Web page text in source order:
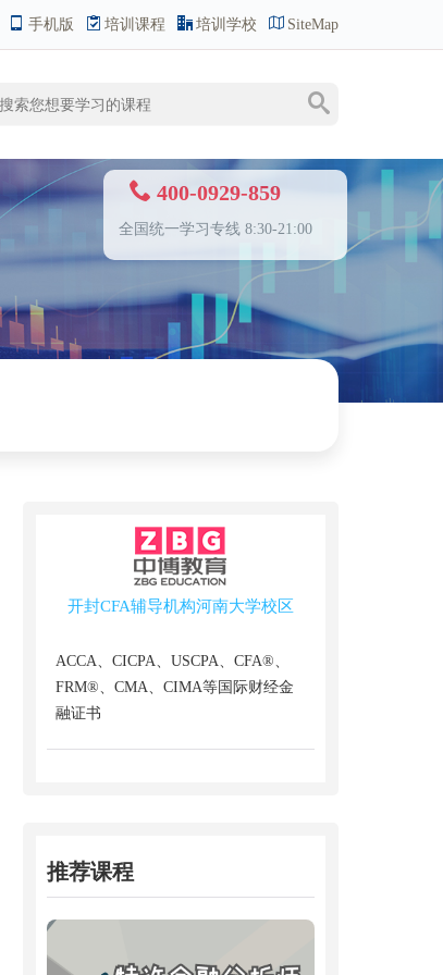
手机版 培训课程 培训学校 SiteMap
400-0929-859
全国统一学习专线 8:30-21:00
开封CFA辅导机构河南大学校区
ACCA、CICPA、USCPA、CFA®、
FRM®、CMA、CIMA等国际财经金
融证书
推荐课程